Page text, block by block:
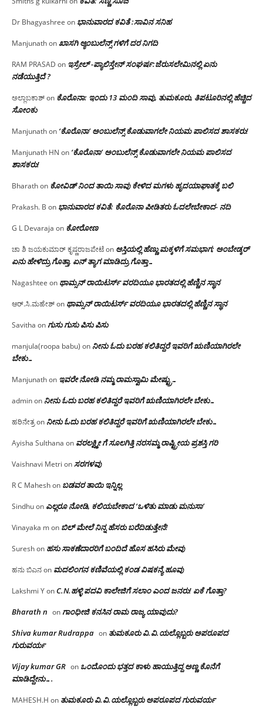
Dr Bhagyashree on ಭಾನುವಾರದ ಕವಿತೆ :ಸಾವಿನ ಸನಿಹ
Manjunathonಖಾಸಗಿ ಆ್ಯಂಬುಲೆನ್ಸ್ ಗಳಿಗೆ ದರ ನಿಗದಿ
RAM PRASAD on ಇಸ್ರೇಲ್ -ಪ್ಯಾಲಿಸ್ತೇನ್ ಸಂಘರ್ಷ:ಜೆರುಸಲೇಮಿನಲ್ಲಿ ಏನು
ನಡೆಯುತ್ತಿದೆ ?
ಅಲ್ಲಾಬಕಾಶ್on ಕೊರೊನಾ: ಇಂದು 13 ಮಂದಿ ಸಾವು, ತುಮಕೂರು, ತಿಪಟೂರಿನಲ್ಲಿ ಹೆಚ್ಚಿದ
ಸೋಂಕು
Manjunathon ‘ಕೊರೊನಾ’ ಅಂಬುಲೆನ್ಸ್ ಕೊಡುವಾಗಲೇ ನಿಯಮ ಪಾಲಿಸದ ಶಾಸಕರು!
Manjunath HN on ‘ಕೊರೊನಾ’ ಅಂಬುಲೆನ್ಸ್ ಕೊಡುವಾಗಲೇ ನಿಯಮ ಪಾಲಿಸದ
ಶಾಸಕರು!
Bharathon ಕೋವಿಡ್ ನಿಂದ ತಾಯಿ ಸಾವು ಕೇಳಿದ ಮಗಳು ಹೃದಯಾಘಾತಕ್ಕೆ ಬಲಿ
Prakash. B on ಭಾನುವಾರದ ಕವಿತೆ: ಕೊರೊನಾ ಪೀಡಿತರು ಓದಲೇಬೇಕಾದ- ನದಿ
G L Devaraja on ಕೋರೋಣ
ಚಾ ಶಿ ಜಯಕುಮಾರ್ ಕೃಷ್ಣರಾಜಪೇಟೆon ಆಸ್ತಿಯಲ್ಲಿ ಹೆಣ್ಣು ಮಕ್ಕಳಿಗೆ ಸಮಭಾಗ; ಅಂಬೇಡ್ಕರ್
ಏನು ಹೇಳಿದ್ರು ಗೊತ್ತಾ, ಏನ್ ತ್ಯಾಗ ಮಾಡಿದ್ರು ಗೊತ್ತಾ…
Nagashtee on ಥಾಮ್ಸನ್ ರಾಯಿಟರ್ಸ್ ವರದಿಯೂ ಭಾರತದಲ್ಲಿ ಹೆಣ್ಣಿನ ಸ್ಥಾನ‌
ಆರ್.ಸಿ.ಮಹೇಶ್on ಥಾಮ್ಸನ್ ರಾಯಿಟರ್ಸ್ ವರದಿಯೂ ಭಾರತದಲ್ಲಿ ಹೆಣ್ಣಿನ ಸ್ಥಾನ‌
Savitha onಗುಸು ಗುಸು ಪಿಸು ಪಿಸು
manjula(roopa babu) on ನೀನು ಓದು ಬರಹ ಕಲಿತಿದ್ದರೆ ಇವರಿಗೆ ಋಣಿಯಾಗಿರಲೇ
ಬೇಕು…
Manjunathon ಇವರೇ‌ ನೋಡಿ‌ ನಮ್ಮ‌ ರಾಮಸ್ವಾಮಿ ಮೇಷ್ಟ್ರು…
adminon ನೀನು ಓದು ಬರಹ ಕಲಿತಿದ್ದರೆ ಇವರಿಗೆ ಋಣಿಯಾಗಿರಲೇ ಬೇಕು…
ಹರಿನೇತ್ರon ನೀನು ಓದು ಬರಹ ಕಲಿತಿದ್ದರೆ ಇವರಿಗೆ ಋಣಿಯಾಗಿರಲೇ ಬೇಕು…
Ayisha Sulthana on ವರಲಕ್ಷ್ಮೀ ಗೆ ಸೂಲಗಿತ್ತಿ ನರಸಮ್ಮ‌ ರಾಷ್ಟ್ರೀಯ ಪ್ರಶಸ್ತಿ ಗರಿ
Vaishnavi Metri onಸರಗಳವು
R C Maheshon ಬಡವರ ತಾಯಿ ಇನ್ನಿಲ್ಲ
Sindhuon ಎಲ್ಲರೂ ನೋಡಿ, ಕಲಿಯಬೇಕಾದ ‘ಒಳಿತು ಮಾಡು ಮನುಸಾ’
Vinayaka mon ಬಿಲ್ ಮೇಲೆ ನಿನ್ನ ಹೆಸರು ಬರೆದಿಡುತ್ತೇನೆ!
Sureshon ಹಸು ಸಾಕಣೆದಾರರಿಗೆ ಬಂದಿದೆ ಹೊಸ ಹಸಿರು ಮೇವು
ಹನು ಬಿಎನon ಮದಲಿಂಗನ ಕಣಿವೆಯಲ್ಲಿ ಕಂಡ ವಿಷಕನ್ಯೆ ಹೂವು
Lakshmi YonC.N.ಹಳ್ಳಿ ಪದವಿ ಕಾಲೇಜಿಗೆ ಸಲಾಂ‌ ಎಂದ ಜನರು! ಏಕೆ ಗೊತ್ತಾ?
Bharath n onಗಾಂಧೀಜಿ ಕನಸಿನ ರಾಮ ರಾಜ್ಯ ಯಾವುದು?
Shiva kumar Rudrappa on ತುಮಕೂರು‌ ವಿ.ವಿ.ಯಲ್ಲೊಬ್ಬರು ಅಪರೂಪದ
ಗುರುವರ್ಯ
Vijay kumar GR on ಒಂದೊಂದು ಭತ್ತದ ಕಾಳು ಹಾಯುತ್ತಿದ್ದ ಅಣ್ಣ ಕೊನೆಗೆ
ಮಾಡಿದ್ದೇನು….
MAHESH.H on ತುಮಕೂರು‌ ವಿ.ವಿ.ಯಲ್ಲೊಬ್ಬರು ಅಪರೂಪದ ಗುರುವರ್ಯ